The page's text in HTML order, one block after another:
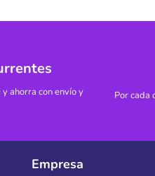
ahorra con envío y
Por cada
Empresa